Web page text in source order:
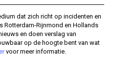
dat zich richt op incidenten en
Rotterdam-Rijnmond en Hollands
en doen verslag van
op de hoogte bent van wat
voor meer informatie.